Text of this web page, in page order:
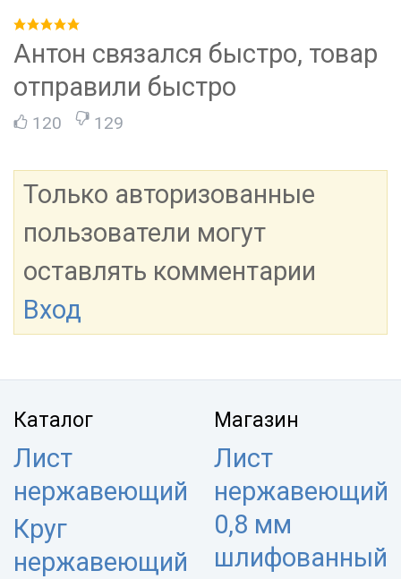
Антон связался быстро, товар
отправили быстро
120 129
Только авторизованные
пользователи могут
оставлять комментарии
Вход
Каталог
Лист
нержавеющий
Круг
нержавеющий
Магазин
Лист
нержавеющий
0,8 мм
шлифованный